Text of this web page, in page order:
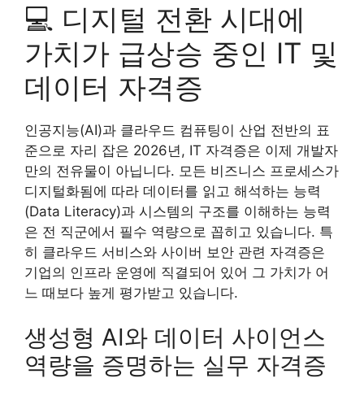
💻 디지털 전환 시대에
가치가 급상승 중인 IT 및
데이터 자격증
인공지능(AI)과 클라우드 컴퓨팅이 산업 전반의 표
준으로 자리 잡은 2026년, IT 자격증은 이제 개발자
만의 전유물이 아닙니다. 모든 비즈니스 프로세스가
디지털화됨에 따라 데이터를 읽고 해석하는 능력
(Data Literacy)과 시스템의 구조를 이해하는 능력
은 전 직군에서 필수 역량으로 꼽히고 있습니다. 특
히 클라우드 서비스와 사이버 보안 관련 자격증은
기업의 인프라 운영에 직결되어 있어 그 가치가 어
느 때보다 높게 평가받고 있습니다.
생성형 AI와 데이터 사이언스
역량을 증명하는 실무 자격증